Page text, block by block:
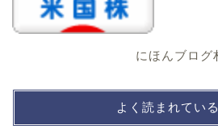
にほんブログ
よく読まれてい